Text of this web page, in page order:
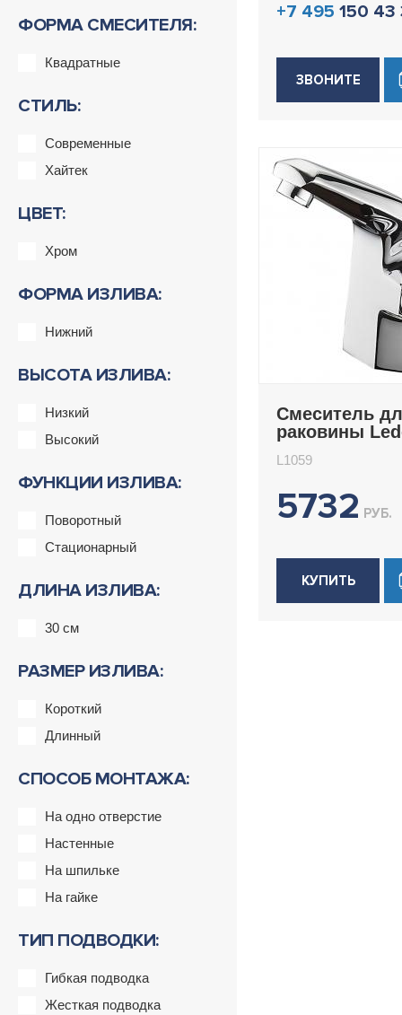
ФОРМА СМЕСИТЕЛЯ:
Квадратные
СТИЛЬ:
Современные
Хайтек
ЦВЕТ:
Хром
ФОРМА ИЗЛИВА:
Нижний
ВЫСОТА ИЗЛИВА:
Низкий
Высокий
ФУНКЦИИ ИЗЛИВА:
Поворотный
Стационарный
ДЛИНА ИЗЛИВА:
30 см
РАЗМЕР ИЗЛИВА:
Короткий
Длинный
СПОСОБ МОНТАЖА:
На одно отверстие
Настенные
На шпильке
На гайке
ТИП ПОДВОДКИ:
Гибкая подводка
Жесткая подводка
+7 495 150 43
ЗВОНИТЕ
Смеситель
раковины
L1059
5732 РУБ.
КУПИТЬ